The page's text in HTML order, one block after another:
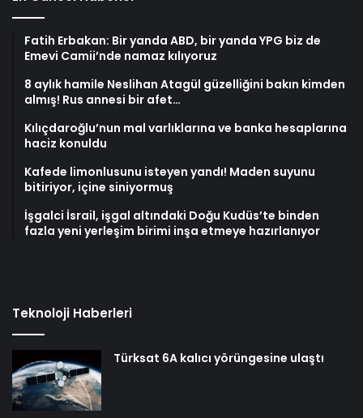
Fatih Erbakan: Bir yanda ABD, bir yanda YPG biz de
Emevi Camii’nde namaz kılıyoruz
8 aylık hamile Neslihan Atagül güzelliğini bakın kimden
almış! Rus annesi bir afet…
Kılıçdaroğlu’nun mal varlıklarına ve banka hesaplarına
haciz konuldu
Kafede limonlusunu isteyen yandı! Maden suyunu
bitiriyor, içine siniyormuş
İşgalci İsrail, işgal altındaki Doğu Kudüs’te binden
fazla yeni yerleşim birimi inşa etmeye hazırlanıyor
Teknoloji Haberleri
Türksat 6A kalıcı yörüngesine ulaştı